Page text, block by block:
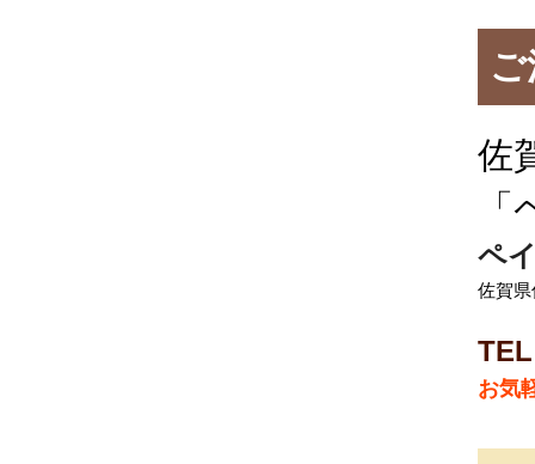
佐
ペ
佐賀
お気